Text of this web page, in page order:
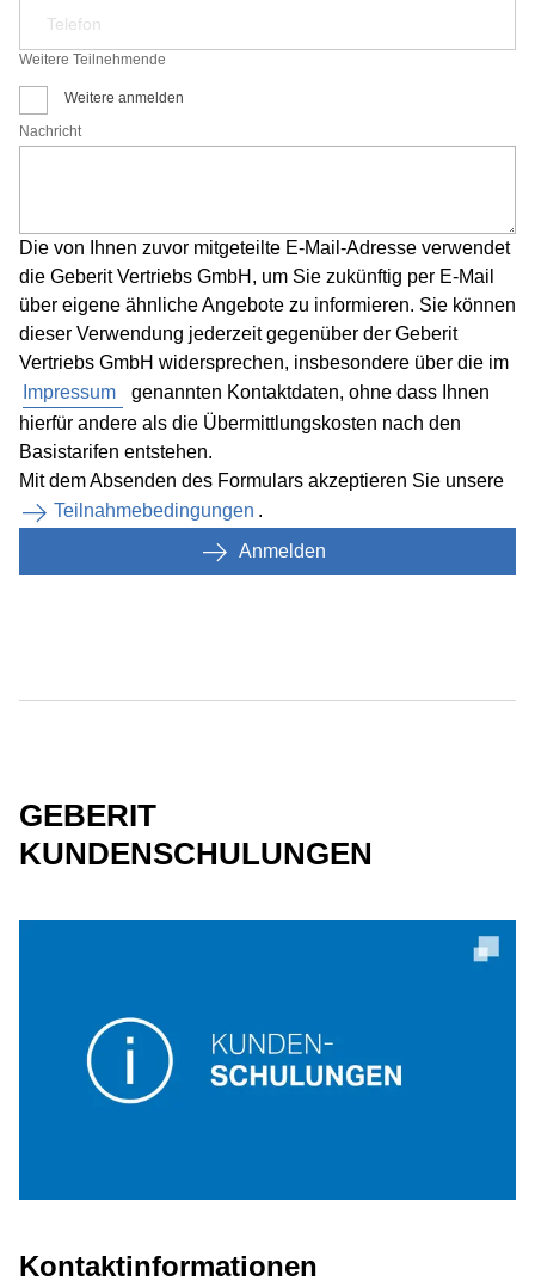
Weitere Teilnehmende
Weitere anmelden
Nachricht
Die von Ihnen zuvor mitgeteilte E-Mail-Adresse verwendet
die Geberit Vertriebs GmbH, um Sie zukünftig per E-Mail
über eigene ähnliche Angebote zu informieren. Sie können
dieser Verwendung jederzeit gegenüber der Geberit
Vertriebs GmbH widersprechen, insbesondere über die im
Impressum
genannten Kontaktdaten, ohne dass Ihnen
hierfür andere als die Übermittlungskosten nach den
Basistarifen entstehen.
Mit dem Absenden des Formulars akzeptieren Sie unsere
Teilnahmebedingungen .
Anmelden
GEBERIT
KUNDENSCHULUNGEN
Kontaktinformationen